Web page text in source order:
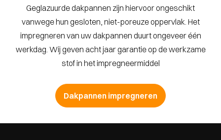
Geglazuurde dakpannen zijn hiervoor ongeschikt
vanwege hun gesloten, niet-poreuze oppervlak. Het
impregneren van uw dakpannen duurt ongeveer één
werkdag. Wij geven acht jaar garantie op de werkzame
stof in het impregneermiddel
Dakpannen impregneren